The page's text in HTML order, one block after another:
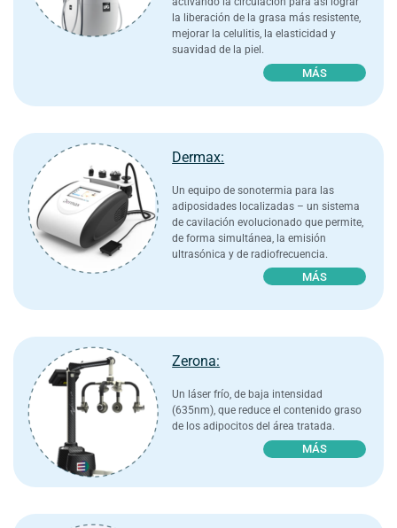
la liberación de la grasa más resistente,
mejorar la celulitis, la elasticidad y
suavidad de la piel.
MÁS
Dermax:
Un equipo de sonotermia para las
adiposidades localizadas – un sistema
de cavilación evolucionado que permite,
de forma simultánea, la emisión
ultrasónica y de radiofrecuencia.
MÁS
Zerona:
Un láser frío, de baja intensidad
(635nm), que reduce el contenido graso
de los adipocitos del área tratada.
MÁS